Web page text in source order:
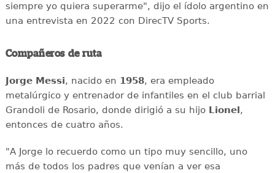
siempre yo quiera superarme", dijo el ídolo argentino en
una entrevista en 2022 con DirecTV Sports.
Compañeros de ruta
Jorge Messi, nacido en 1958, era empleado
metalúrgico y entrenador de infantiles en el club barrial
Grandoli de Rosario, donde dirigió a su hijo Lionel,
entonces de cuatro años.
"A Jorge lo recuerdo como un tipo muy sencillo, uno
más de todos los padres que venían a ver esa